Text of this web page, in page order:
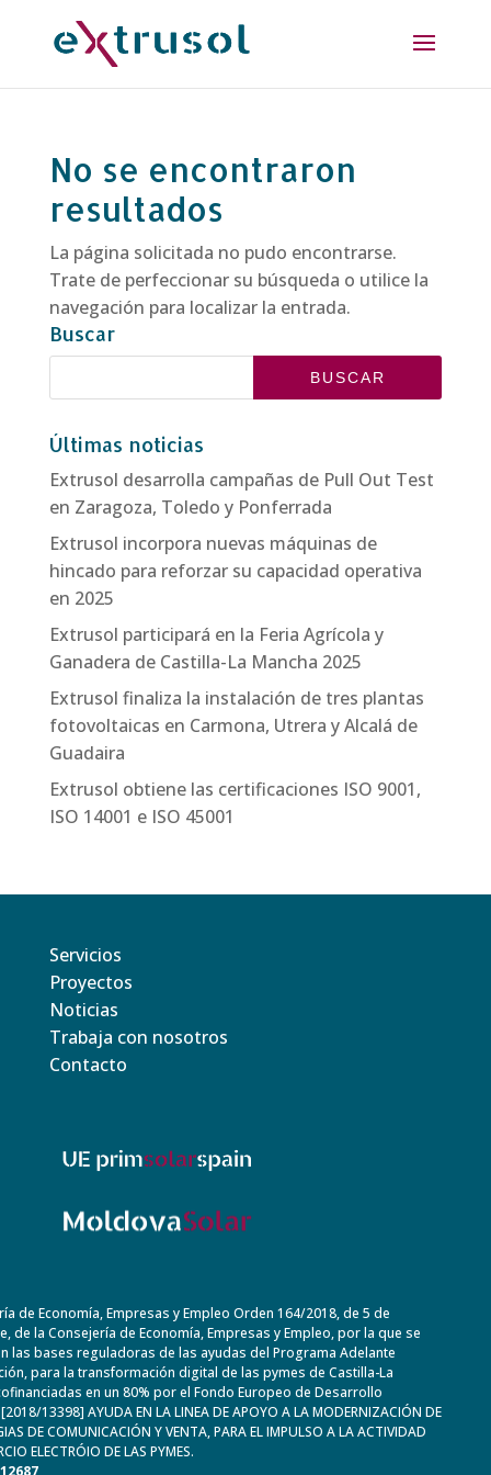
No se encontraron
resultados
La página solicitada no pudo encontrarse.
Trate de perfeccionar su búsqueda o utilice la
navegación para localizar la entrada.
Buscar
Últimas noticias
Extrusol desarrolla campañas de Pull Out Test
en Zaragoza, Toledo y Ponferrada
Extrusol incorpora nuevas máquinas de
hincado para reforzar su capacidad operativa
en 2025
Extrusol participará en la Feria Agrícola y
Ganadera de Castilla-La Mancha 2025
Extrusol finaliza la instalación de tres plantas
fotovoltaicas en Carmona, Utrera y Alcalá de
Guadaira
Extrusol obtiene las certificaciones ISO 9001,
ISO 14001 e ISO 45001
Servicios
Proyectos
Noticias
Trabaja con nosotros
Contacto
de Economía, Empresas y Empleo Orden 164/2018, de 5 de
de la Consejería de Economía, Empresas y Empleo, por la que se
las bases reguladoras de las ayudas del Programa Adelante
para la transformación digital de las pymes de Castilla-La
en un 80% por el Fondo Europeo de Desarrollo
13398] AYUDA EN LA LINEA DE APOYO A LA MODERNIZACIÓN DE
DE COMUNICACIÓN Y VENTA, PARA EL IMPULSO A LA ACTIVIDAD
ELECTRÓIO DE LAS PYMES.